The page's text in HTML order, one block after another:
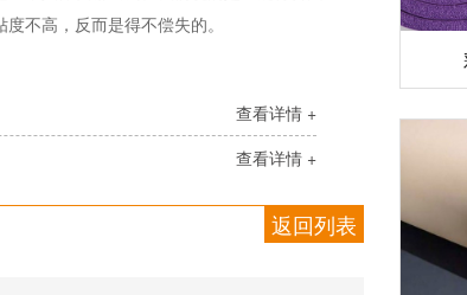
不高，反而是得不偿失的。
查看详情 +
查看详情 +
返回列表